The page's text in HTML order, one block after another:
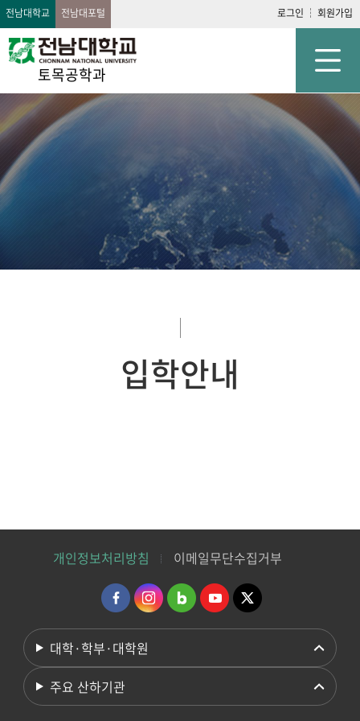
전남대학교 전남대포털 로그인 회원가입
토목공학과
입학안내
개인정보처리방침 이메일무단수집거부
대학·학부·대학원
주요 산하기관